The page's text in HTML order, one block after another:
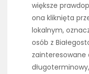
większe
ona kliknięta
lokalnym,
osób z